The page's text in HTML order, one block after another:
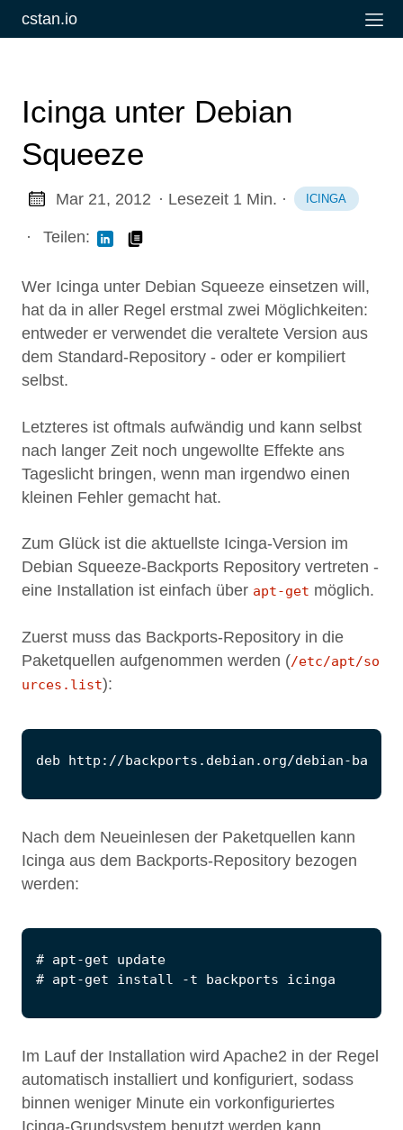
cstan.io
Icinga unter Debian
Squeeze
Mar 21, 2012 · Lesezeit 1 Min. · ICINGA
· Teilen:
Wer Icinga unter Debian Squeeze einsetzen will,
hat da in aller Regel erstmal zwei Möglichkeiten:
entweder er verwendet die veraltete Version aus
dem Standard-Repository - oder er kompiliert
selbst.
Letzteres ist oftmals aufwändig und kann selbst
nach langer Zeit noch ungewollte Effekte ans
Tageslicht bringen, wenn man irgendwo einen
kleinen Fehler gemacht hat.
Zum Glück ist die aktuellste Icinga-Version im
Debian Squeeze-Backports Repository vertreten -
eine Installation ist einfach über apt-get möglich.
Zuerst muss das Backports-Repository in die
Paketquellen aufgenommen werden (/etc/apt/so
urces.list):
Nach dem Neueinlesen der Paketquellen kann
Icinga aus dem Backports-Repository bezogen
werden:
Im Lauf der Installation wird Apache2 in der Regel
automatisch installiert und konfiguriert, sodass
binnen weniger Minute ein vorkonfiguriertes